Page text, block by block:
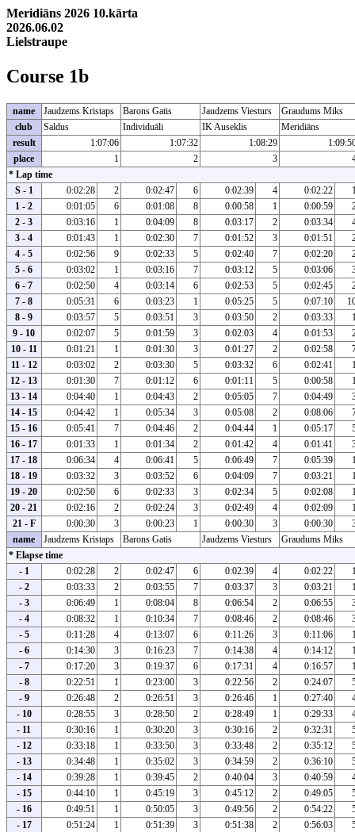
Meridiāns 2026 10.kārta
2026.06.02
Lielstraupe
Course 1b
name Jaudzems Kristaps Barons Gatis Jaudzems Viesturs
Graudums Miks
club
Saldus Individuāli IK Auseklis
Meridiāns
result
1:07:06 1:07:32 1:08:29
place
1 2 3
* Lap time
S - 1
0:02:28 2 0:02:47 6 0:02:39 4 0:02:22
1 - 2
0:01:05 6 0:01:08 8 0:00:58 1 0:00:59
2 - 3
0:03:16 1 0:04:09 8 0:03:17 2 0:03:34
3 - 4
0:01:43 1 0:02:30 7 0:01:52 3 0:01:51
4 - 5
0:02:56 9 0:02:33 5 0:02:40 7 0:02:20
5 - 6
0:03:02 1 0:03:16 7 0:03:12 5 0:03:06
6 - 7
0:02:50 4 0:03:14 6 0:02:53 5 0:02:45
7 - 8
0:05:31 6 0:03:23 1 0:05:25 5 0:07:10
8 - 9
0:03:57 5 0:03:51 3 0:03:50 2 0:03:33
9 - 10
0:02:07 5 0:01:59 3 0:02:03 4 0:01:53
10 - 11
0:01:21 1 0:01:30 3 0:01:27 2 0:02:58
11 - 12
0:03:02 2 0:03:30 5 0:03:32 6 0:02:41
12 - 13
0:01:30 7 0:01:12 6 0:01:11 5 0:00:58
13 - 14
0:04:40 1 0:04:43 2 0:05:05 7 0:04:49
14 - 15
0:04:42 1 0:05:34 3 0:05:08 2 0:08:06
15 - 16
0:05:41 7 0:04:46 2 0:04:44 1 0:05:17
16 - 17
0:01:33 1 0:01:34 2 0:01:42 4 0:01:41
17 - 18
0:06:34 4 0:06:41 5 0:06:49 7 0:05:39
18 - 19
0:03:32 3 0:03:52 6 0:04:09 7 0:03:21
19 - 20
0:02:50 6 0:02:33 3 0:02:34 5 0:02:08
20 - 21
0:02:16 2 0:02:24 3 0:02:49 4 0:02:09
21 - F
0:00:30 3 0:00:23 1 0:00:30 3 0:00:30
name
Jaudzems Kristaps Barons Gatis Jaudzems Viesturs
Graudums Miks
* Elapse time
- 1
0:02:28 2 0:02:47 6 0:02:39 4 0:02:22
- 2
0:03:33 2 0:03:55 7 0:03:37 3 0:03:21
- 3
0:06:49 1 0:08:04 8 0:06:54 2 0:06:55
- 4
0:08:32 1 0:10:34 7 0:08:46 2 0:08:46
- 5
0:11:28 4 0:13:07 6 0:11:26 3 0:11:06
- 6
0:14:30 3 0:16:23 7 0:14:38 4 0:14:12
- 7
0:17:20 3 0:19:37 6 0:17:31 4 0:16:57
- 8
0:22:51 1 0:23:00 3 0:22:56 2 0:24:07
- 9
0:26:48 2 0:26:51 3 0:26:46 1 0:27:40
- 10
0:28:55 3 0:28:50 2 0:28:49 1 0:29:33
- 11
0:30:16 1 0:30:20 3 0:30:16 2 0:32:31
- 12
0:33:18 1 0:33:50 3 0:33:48 2 0:35:12
- 13
0:34:48 1 0:35:02 3 0:34:59 2 0:36:10
- 14
0:39:28 1 0:39:45 2 0:40:04 3 0:40:59
- 15
0:44:10 1 0:45:19 3 0:45:12 2 0:49:05
- 16
0:49:51 1 0:50:05 3 0:49:56 2 0:54:22
- 17
0:51:24 1 0:51:39 3 0:51:38 2 0:56:03